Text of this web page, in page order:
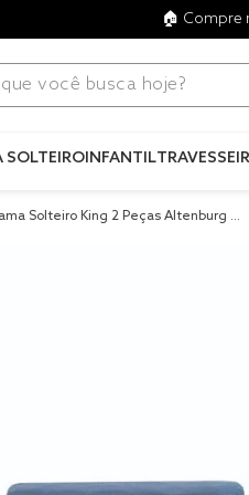
🏠 Compre
você busca hoje?
SOLTEIROINFANTIL
Solteiro King 2 Peças Altenburg M